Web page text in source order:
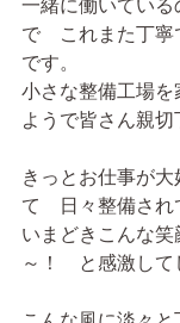
一緒に働いている
で　これまた丁
です。
小さな整備工場
ようで皆さん親切
きっとお仕事が
て　日々整備され
いまどきこんな
～！　と感激して